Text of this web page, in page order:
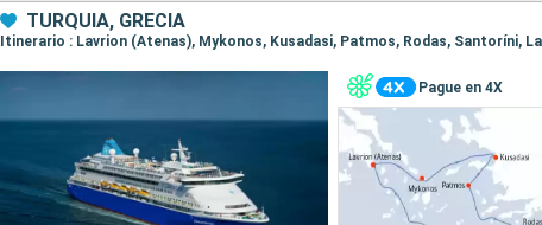
TURQUÍA, GRECIA
Itinerario : Lavrion (Atenas), Mykonos, Kusadasi, Patmos, Rodas, Santoríni,
Pague en 4X